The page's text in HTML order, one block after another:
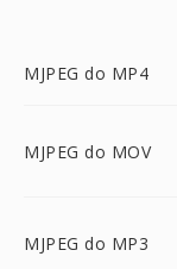
MJPEG do MP4
MJPEG do MOV
MJPEG do MP3